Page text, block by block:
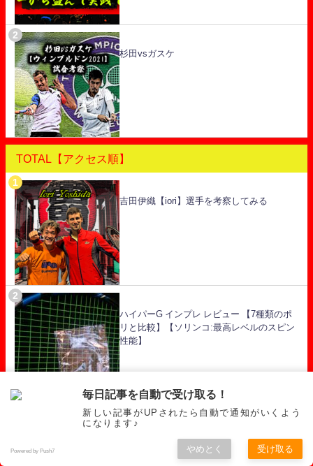
杉田vsガスケ
TOTAL【アクセス順】
吉田伊織【iori】選手を考察してみる
ハイパーG インプレ レビュー 【7種類のポ
リと比較】【ソリンコ:最高レベルのスピン
性能】
テンション設定の決め方【テニスのガッ
毎日記事を自動で受け取る！
新しい記事がUPされたら自動で通知がいくよう
になります♪
Powered by Push7 やめとく 受け取る